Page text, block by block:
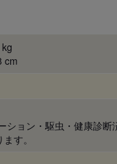
cm
ション・駆虫・健康診断
す。